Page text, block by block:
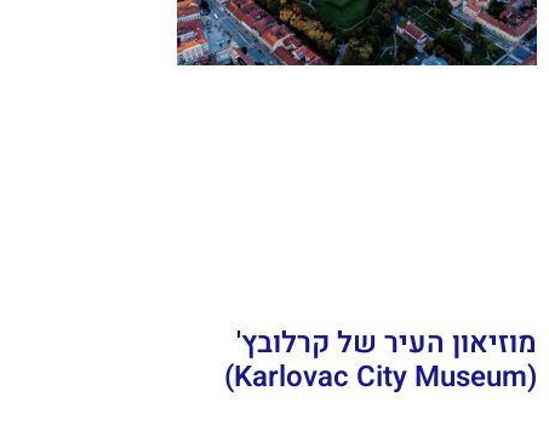
מוזיאון העיר של קרלובץ'
(Karlovac City Museum)